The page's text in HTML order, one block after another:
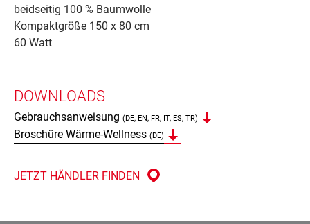
beidseitig 100 % Baumwolle
Kompaktgröße 150 x 80 cm
60 Watt
DOWNLOADS
Gebrauchsanweisung (DE, EN, FR, IT, ES, TR)
Broschüre Wärme-Wellness (DE)
JETZT HÄNDLER FINDEN